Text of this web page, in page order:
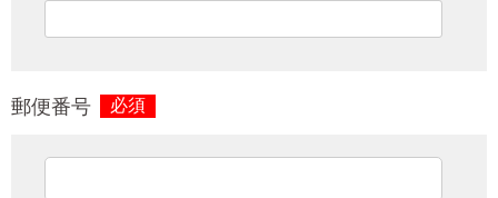
郵便番号 必須